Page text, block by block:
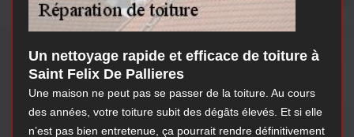
Un nettoyage rapide et efficace de toiture à
Saint Felix De Pallieres
Une maison ne peut pas se passer de la toiture. Au cours
des années, votre toiture subit des dégâts élevés. Et si elle
n’est pas bien entretenue, ça pourrait rendre définitivement